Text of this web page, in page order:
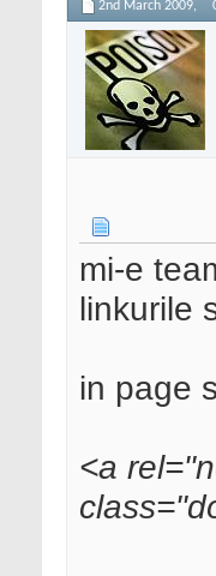
2nd March 2009,
mi-e
linkurile
in page
<a